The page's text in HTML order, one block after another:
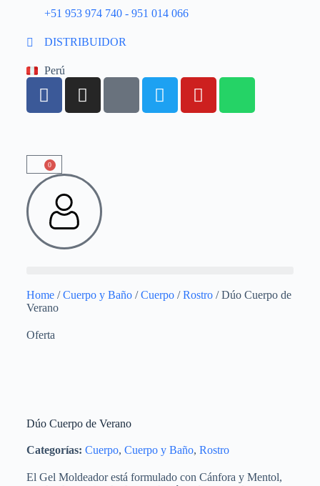
+51 953 974 740 - 951 014 066
DISTRIBUIDOR
Perú
0
Home/Cuerpo y Baño/Cuerpo/Rostro/ Dúo Cuerpo de
Verano
Oferta
Dúo Cuerpo de Verano
Categorías: Cuerpo, Cuerpo y Baño, Rostro
El Gel Moldeador está formulado con Cánfora y Mentol,